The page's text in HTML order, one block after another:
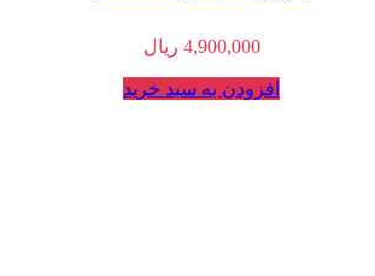
4,900,000 ریال
افزودن به سبد خرید